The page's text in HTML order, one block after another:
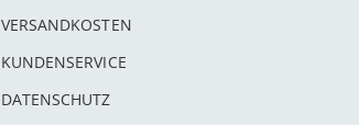
VERSANDKOSTEN
KUNDENSERVICE
DATENSCHUTZ